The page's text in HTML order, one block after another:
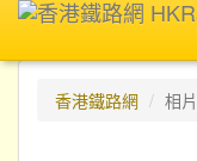
香港鐵路網
相